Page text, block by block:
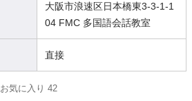
大阪市浪速区日本橋東3-3-1-1
04 FMC 多国語会話教室
直接
お気に入り 42